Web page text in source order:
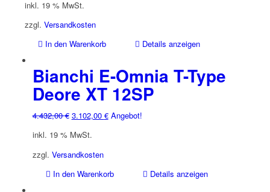
inkl. 19 % MwSt.
zzgl. Versandkosten
In den Warenkorb
Details anzeigen
Bianchi E-Omnia T-Type
Deore XT 12SP
4.432,00€ Ursprünglicher
war:
4.432,00 €
3.102,00 €Aktueller
Angebot!
inkl. 19 % MwSt.
zzgl. Versandkosten
In den Warenkorb
Details anzeigen